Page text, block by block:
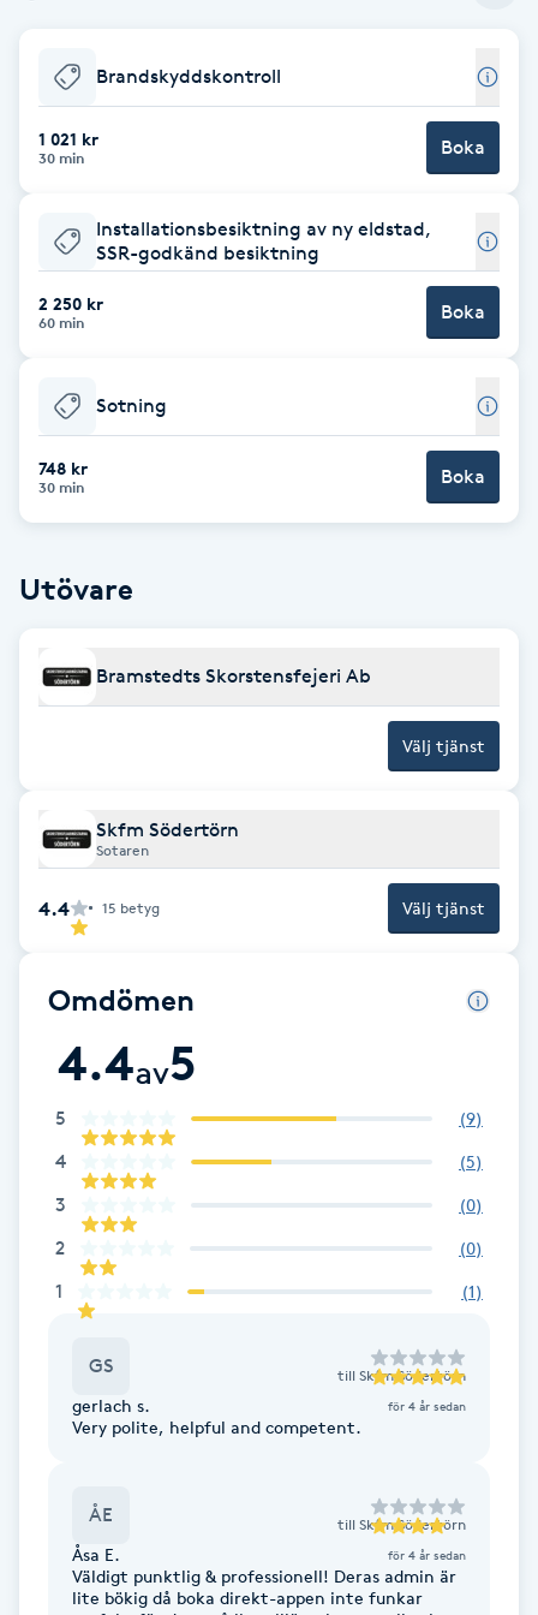
Balayage
Barber
Barnklippning
Bottenfärg
Brynformning
Bröllopsuppsättning
Coachning
Color correction
Cryoterapi
Damklippning
Dermapen
Diamantslipning
Enzympeeling
Extensions borttagning
Eyeliner-tatuering
Brandskyddskontroll
1 021 kr
30 min Boka
Installationsbesiktning av ny eldstad,
SSR-godkänd besiktning
2 250 kr
60 min Boka
Sotning
748 kr
30 min Boka
Utövare
Bramstedts Skorstensfejeri Ab
Välj tjänst
Skfm Södertörn
Sotaren
4.4 15 betyg Välj tjänst
Omdömen
4.4av5
5 (9)
4 (5)
3 (0)
2 (0)
1 (1)
GS till Skfm Södertörn
gerlach s. för 4 år sedan
Very polite, helpful and competent.
ÅE till Skfm Södertörn
Åsa E. för 4 år sedan
Väldigt punktlig & professionell! Deras admin är
lite bökig då boka direkt-appen inte funkar